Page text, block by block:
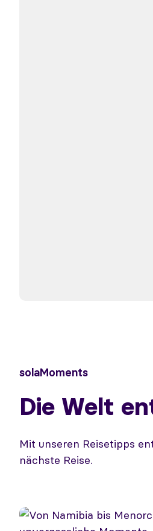
solaMoments
Die Welt
Mit unseren Reisetipps
nächste Reise.